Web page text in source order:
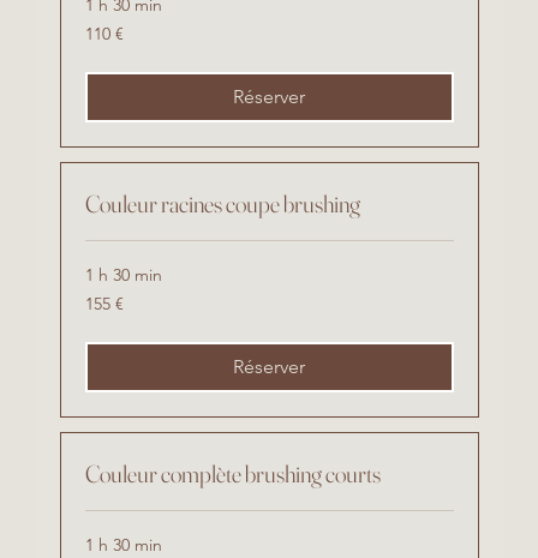
1 h 30 min
110
euros
110 €
Réserver
Couleur racines coupe brushing
1 h 30 min
155
euros
155 €
Réserver
Couleur complète brushing courts
1 h 30 min